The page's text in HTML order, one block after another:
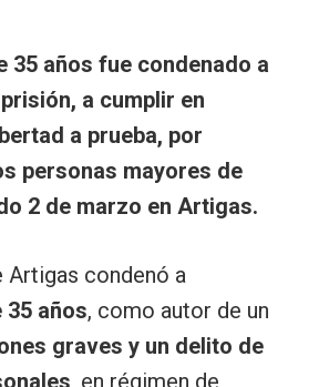
35 años fue condenado a
a cumplir en
a prueba, por
personas mayores de
2 de marzo en Artigas.
Artigas condenó a
35 años, como autor de un
graves y un delito de
, en régimen de